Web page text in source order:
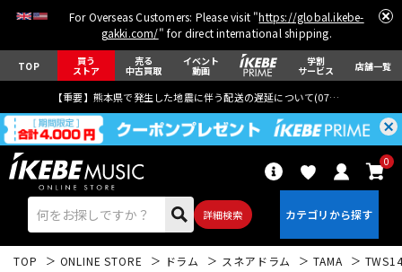
For Overseas Customers: Please visit "https://global.ikebe-
gakki.com/" for direct international shipping.
TOP 買う
ストア
売る
中古買取
イベント
動画
学割
サービス 店舗一覧
【重要】熊本県で発生した地震に伴う配送の遅延について(07月29日
詳細検索
0
TOP ONLINE STORE ドラム スネアドラム TAMA